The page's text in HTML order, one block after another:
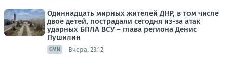
Одиннадцать мирных жителей ДНР, в том числе
двое детей, пострадали сегодня из-за атак
ударных БПЛА ВСУ – глава региона Денис
Пушилин
СМИ Вчера, 23:12